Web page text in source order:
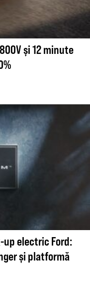
și 12 minute
electric Ford:
și platformă